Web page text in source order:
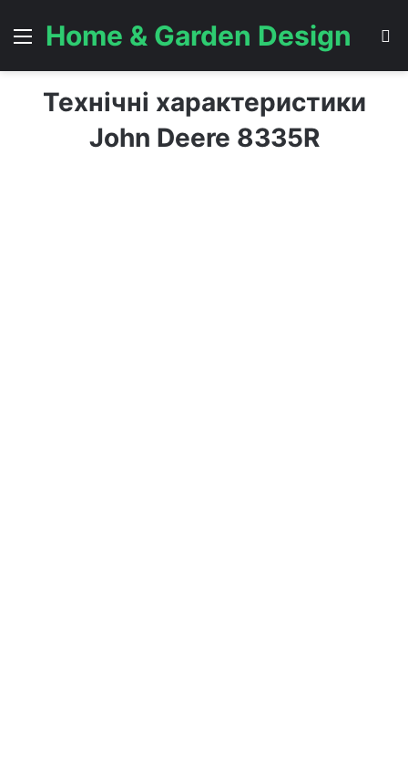
Menu
Home & Garden Design
Технічні характеристики
John Deere 8335R